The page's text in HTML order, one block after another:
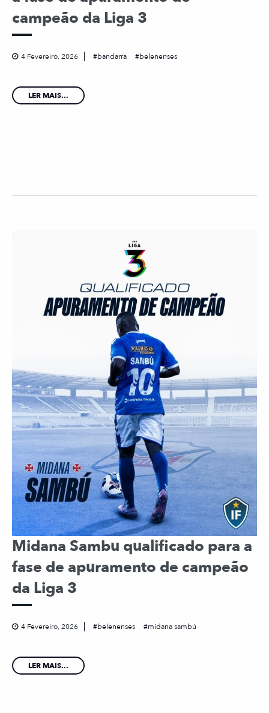
campeão da Liga 3
4 Fevereiro, 2026 bandarra belenenses
LER MAIS...
Midana Sambu qualificado para a
fase de apuramento de campeão
da Liga 3
4 Fevereiro, 2026 belenenses midana sambú
LER MAIS...